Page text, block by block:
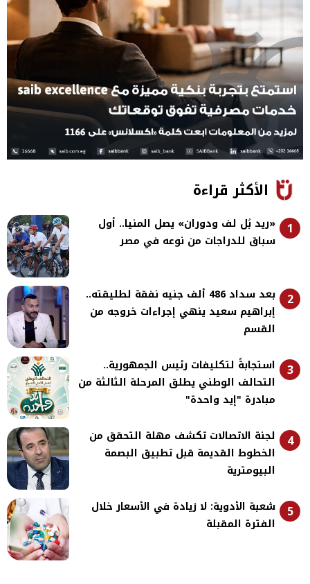
الأكثر قراءة
1
«ريد بُل لف ودوران» يصل المنيا.. أول
سباق للدراجات من نوعه في مصر
2
بعد سداد 486 ألف جنيه نفقة لطليقته..
إبراهيم سعيد ينهي إجراءات خروجه من
القسم
3
استجابةً لتكليفات رئيس الجمهورية..
التحالف الوطني يطلق المرحلة الثالثة من
مبادرة "إيد واحدة"
4
لجنة الاتصالات تكشف مهلة التحقق من
الخطوط القديمة قبل تطبيق البصمة
البيومترية
5
شعبة الأدوية: لا زيادة في الأسعار خلال
الفترة المقبلة